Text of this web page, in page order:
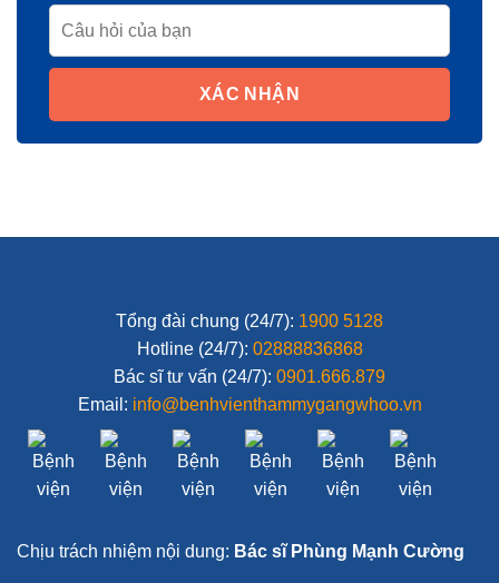
XÁC NHẬN
Tổng đài chung (24/7): 1900 5128
Hotline (24/7): 02888836868
Bác sĩ tư vấn (24/7): 0901.666.879
Email: info@benhvienthammygangwhoo.vn
Chịu trách nhiệm nội dung: Bác sĩ Phùng Mạnh Cường